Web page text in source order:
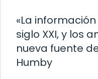
«La
siglo XXI, y los
nueva fuente
Humby